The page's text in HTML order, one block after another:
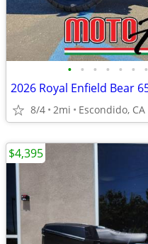
• • • • • • •
8/4 2mi Escondido, CA
$4,395